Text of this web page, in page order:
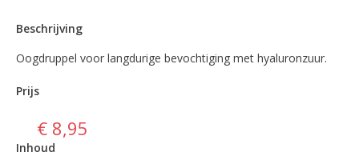
Beschrijving
Oogdruppel voor langdurige bevochtiging met hyaluronzuur.
Prijs
€ 8,95
Inhoud